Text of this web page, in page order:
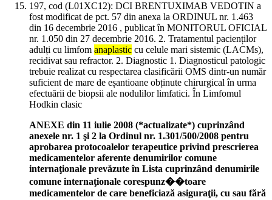
197, cod (L01XC12): DCI BRENTUXIMAB VEDOTIN a
fost modificat de pct. 57 din anexa la ORDINUL nr. 1.463
din 16 decembrie 2016 , publicat în MONITORUL OFICIAL
nr. 1.050 din 27 decembrie 2016. 2. Tratamentul pacienților
adulți cu limfom anaplastic cu celule mari sistemic (LACMs),
recidivat sau refractor. 2. Diagnostic 1. Diagnosticul patologic
trebuie realizat cu respectarea clasificării OMS dintr-un număr
suficient de mare de eșantioane obținute chirurgical în urma
efectuării de biopsii ale nodulilor limfatici. În Limfomul
Hodkin clasic
ANEXE din 11 iulie 2008 (*actualizate*) cuprinzând
anexele nr. 1 şi 2 la Ordinul nr. 1.301/500/2008 pentru
aprobarea protocoalelor terapeutice privind prescrierea
medicamentelor aferente denumirilor comune
internaţionale prevăzute în Lista cuprinzând denumirile
comune internaţionale corespunz��toare
medicamentelor de care beneficiază asiguraţii, cu sau fără